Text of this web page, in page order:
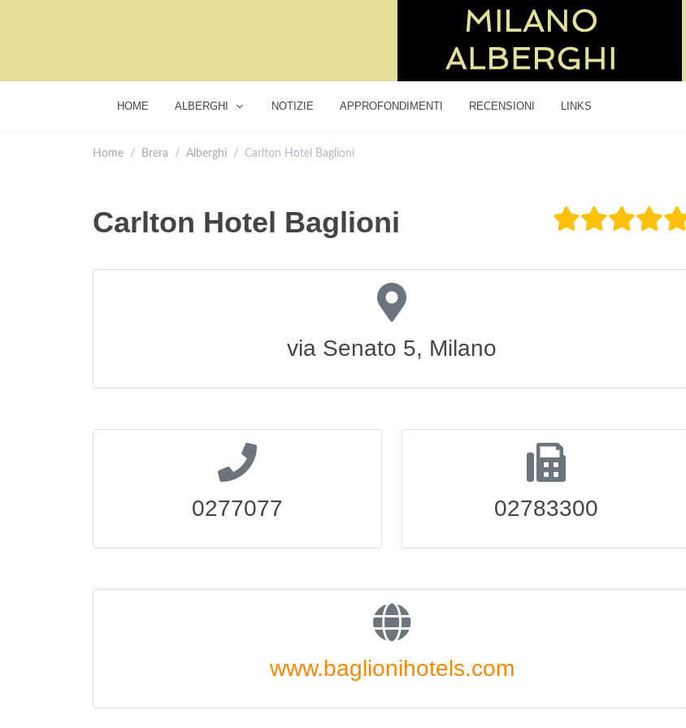
HOME ALBERGHI NOTIZIE APPROFONDIMENTI RECENSIONI LINKS
Home Brera Alberghi Carlton Hotel Baglioni
Carlton Hotel Baglioni
via Senato 5, Milano
0277077 02783300
www.baglionihotels.com